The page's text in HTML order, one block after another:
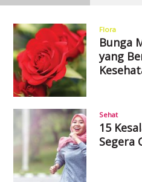
Flora
Bunga
yang
Sehat
15
Segera